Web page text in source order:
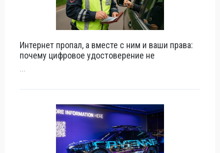
Интернет пропал, а вместе с ним и ваши права:
почему цифровое удостоверение не
...